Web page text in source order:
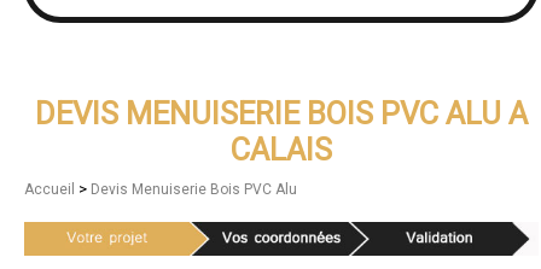
DEVIS MENUISERIE BOIS PVC ALU A
CALAIS
Accueil > Devis Menuiserie Bois PVC Alu